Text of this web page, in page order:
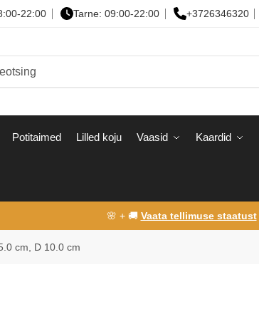
22:00 Tarne: 09:00-22:00 +3726346320
Potitaimed Lilled koju Vaasid Kaardid
🌸 + 🚚 Vaata tellimuse staatust
cm, D 10.0 cm